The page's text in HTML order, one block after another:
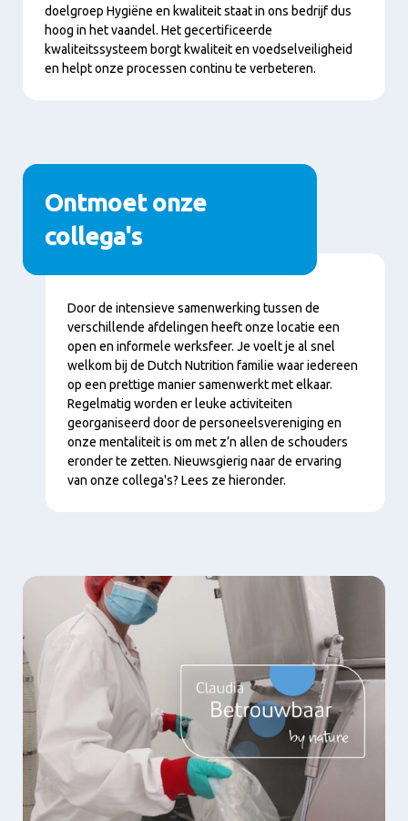
doelgroep Hygiëne en kwaliteit staat in ons bedrijf dus
hoog in het vaandel. Het gecertificeerde
kwaliteitssysteem borgt kwaliteit en voedselveiligheid
en helpt onze processen continu te verbeteren.
Ontmoet onze
collega's
Inhalt
Door de intensieve samenwerking tussen de
verschillende afdelingen heeft onze locatie een
open en informele werksfeer. Je voelt je al snel
welkom bij de Dutch Nutrition familie waar iedereen
op een prettige manier samenwerkt met elkaar.
Regelmatig worden er leuke activiteiten
georganiseerd door de personeelsvereniging en
onze mentaliteit is om met z’n allen de schouders
eronder te zetten. Nieuwsgierig naar de ervaring
van onze collega's? Lees ze hieronder.